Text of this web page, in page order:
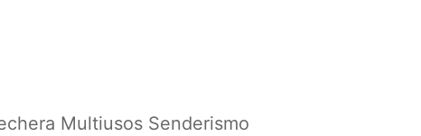
Multiusos Senderismo